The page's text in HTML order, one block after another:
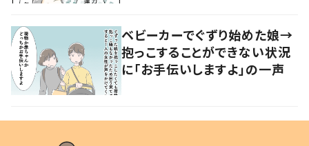
ベビーカーでぐずり始めた娘→
抱っこすることができない状況
に「お手伝いしますよ」の一声